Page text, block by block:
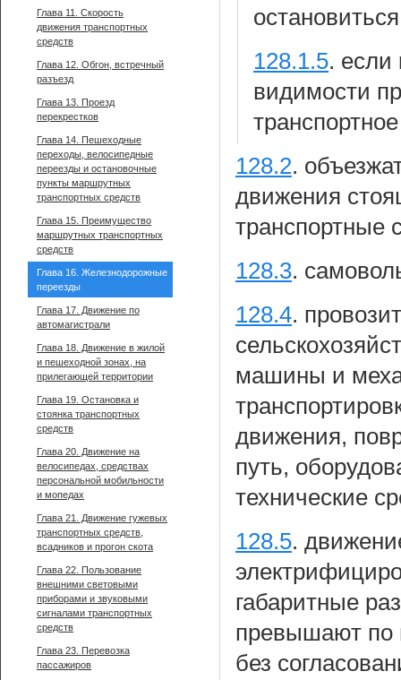
128.1.5. если
видимости
128.2.
движения
транспортные
128.3.
128.4.
машины и
движения,
путь,
технические
128.5.
габаритные
превышают по
без
Глава 11. Скорость
движения транспортных
средств
Глава 12. Обгон, встречный
разъезд
Глава 13. Проезд
перекрестков
Глава 14. Пешеходные
переходы, велосипедные
переезды и остановочные
пункты маршрутных
транспортных средств
Глава 15. Преимущество
маршрутных транспортных
средств
Глава 16. Железнодорожные
переезды
Глава 17. Движение по
автомагистрали
Глава 18. Движение в жилой
и пешеходной зонах, на
прилегающей территории
Глава 19. Остановка и
стоянка транспортных
средств
Глава 20. Движение на
велосипедах, средствах
персональной мобильности
и мопедах
Глава 21. Движение гужевых
транспортных средств,
всадников и прогон скота
Глава 22. Пользование
внешними световыми
приборами и звуковыми
сигналами транспортных
средств
Глава 23. Перевозка
пассажиров